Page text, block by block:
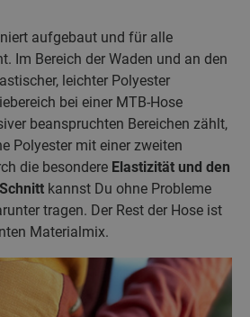
aufgebaut und für alle
Im Bereich der Waden und an den
leichter Polyester
bei einer MTB-Hose
beanspruchten Bereichen zählt,
Polyester mit einer zweiten
die besondere Elastizität und den
kannst Du ohne Probleme
tragen. Der Rest der Hose ist
Materialmix.